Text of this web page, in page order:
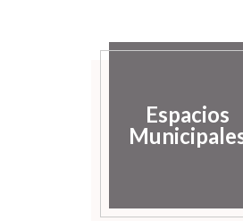
Espacios